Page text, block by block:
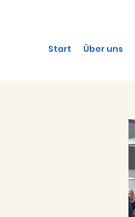
Start Über uns